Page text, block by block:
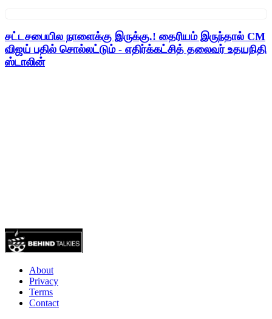
சட்டசபையில நாளைக்கு இருக்கு.! தைரியம் இருந்தால் CM
விஜய் பதில் சொல்லட்டும் - எதிர்க்கட்சித் தலைவர் உதயநிதி
ஸ்டாலின்
About
Privacy
Terms
Contact